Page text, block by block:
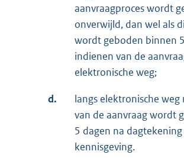
aanvraagproces wordt
onverwijld, dan wel als
wordt geboden binnen
indienen van de
elektronische weg;
d.
langs elektronische
van de aanvraag wordt
5 dagen na dagtekening
kennisgeving.